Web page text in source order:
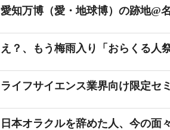
愛知万博（愛・地球博）の跡地@
え？、もう梅雨入り「おらくる人
ライフサイエンス業界向け限定セ
日本オラクルを辞めた人、今の面